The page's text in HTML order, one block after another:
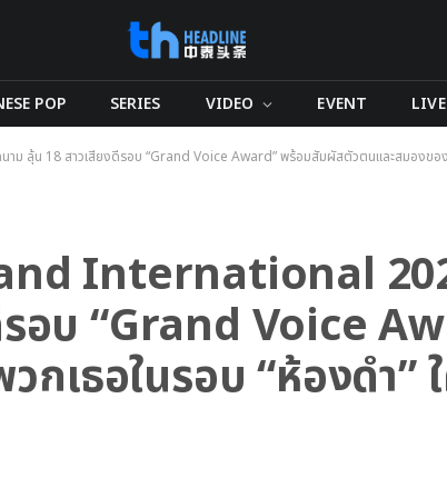
POP SERIES VIDEO EVENT LIVE
ลุ้น 18 สาวเสียงดีรอบ “Grand Voice Award” พร้อมสัมผัสตัวตนและสมองของพ
International
อบ “Grand Voice
เธอในรอบ “ห้องดำ”